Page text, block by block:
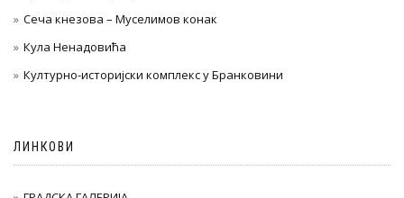
Сеча кнезова – Муселимов конак
Кула Ненадовића
Културно-историјски комплекс у Бранковини
ЛИНКОВИ